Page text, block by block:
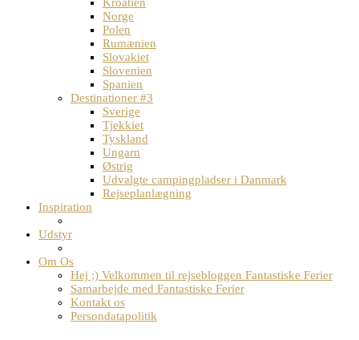
Norge
Polen
Rumænien
Slovakiet
Slovenien
Spanien
Destinationer #3
Sverige
Tjekkiet
Tyskland
Ungarn
Østrig
Udvalgte campingpladser i Danmark
Rejseplanlægning
Inspiration
Udstyr
Om Os
Hej ;) Velkommen til rejsebloggen Fantastiske Ferier
Samarbejde med Fantastiske Ferier
Kontakt os
Persondatapolitik